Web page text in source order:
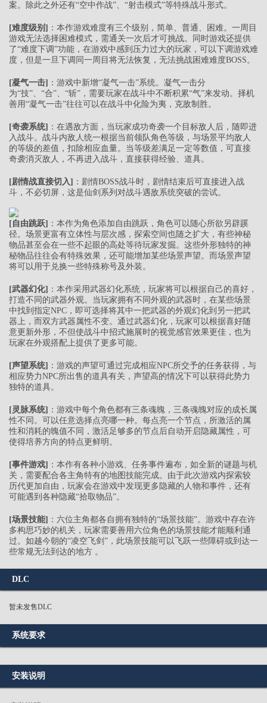
案。除此之外还有“空中作战”、“射击模式”等特殊战斗形式。
[难度级别] ：本作游戏难度有三个级别，简单、普通、困难。一周目
游戏无法选择困难模式，需通关一次后才可挑战。同时游戏还提供
了“难度下调”功能，在游戏中感到压力过大的玩家，可以下调游戏难
度，但是一旦下调同一周目将无法恢复，无法挑战困难难度BOSS。
[凝气一击] ：游戏中新增“凝气一击”系统。凝气一击分
为“技”、“合”、“斩”，需要玩家在战斗中不断积累“气”来发动。择机
善用“凝气一击”往往可以在战斗中化险为夷，克敌制胜。
[奇袭系统] ：在遇敌方面，当玩家成功奇袭一个目标敌人后，随即进
入战斗。战斗内敌人统一根据当前领队角色等级，与场景平均敌人
的等级的差值，扣除相应血量。当等级差满足一定等数值，可直接
奇袭消灭敌人，不再进入战斗，直接获得经验、道具。
[剧情战直接切入] ：剧情BOSS战斗时，剧情结束后可直接进入战
斗，不必切屏，这是仙剑系列对战斗遇敌系统突破的尝试。
[自由跳跃] ：本作为角色添加自由跳跃，角色可以随心所欲另辟蹊
径。场景更富有立体性与层次感，探索空间也随之扩大，有些神秘
物品甚至会在一些不起眼的高处等待玩家发掘。这些外形独特的神
秘物品往往会有特殊效果，还可能增加某些场景声望。而场景声望
将可以用于兑换一些特殊称号及外装。
[武器幻化] ：本作采用武器幻化系统，玩家将可以根据自己的喜好，
打造不同的武器外观。当玩家拥有不同外观的武器时，在某些场景
中找到指定NPC，即可选择将其中一把武器的外观幻化到另一把武
器上，而双方武器属性不变。通过武器幻化，玩家可以根据喜好随
意更新外形，不但使战斗中招式施展时的视觉感官效果更佳，也为
玩家在外观搭配上提供了更多可能。
[声望系统] ：游戏的声望可通过完成相应NPC所交予的任务获得，与
相应势力NPC所出售的道具有关，声望高的情况下可以获得此势力
独特的道具。
[灵脉系统] ：游戏中每个角色都有三条魂魄，三条魂魄对应的成长属
性不同。可以任意选择点亮哪一种。每点亮一个节点，所激活的属
性和消耗的魄值不同，激活足够多的节点后自动开启隐藏属性，可
使得培养方向的特点更鲜明。
[事件游戏] ：本作有各种小游戏、任务事件遍布，如全新的谜题与机
关，需要配合各主角特有的地图技能完成。由于此次游戏内探索较
历代更加自由，玩家会在游戏中发现更多隐藏的人物和事件，还有
可能遇到各种隐藏“拾取物品”。
[场景技能] ：六位主角都各自拥有独特的“场景技能”。游戏中存在许
多构思巧妙的机关，玩家需要善用六位角色的场景技能才能顺利通
过。如越今朝的“凌空飞剑”，此场景技能可以飞跃一些障碍或到达一
些常规无法到达的地方 。
DLC
暂未发售DLC
系统要求
安装说明